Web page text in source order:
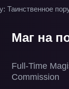
Таинственное
Маг на
Full-Time
Commission